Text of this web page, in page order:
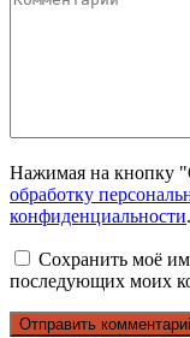
Нажимая на кнопку
обработку
конфиденциальности.
Сохранить моё
последующих моих